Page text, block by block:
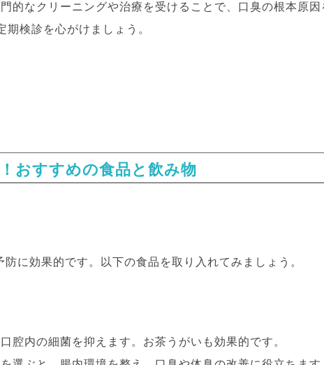
的なクリーニングや治療を受けることで、口臭の根本原因
期検診を心がけましょう。
おすすめの食品と飲み物
に効果的です。以下の食品を取り入れてみましょう。
腔内の細菌を抑えます。お茶うがいも効果的です。